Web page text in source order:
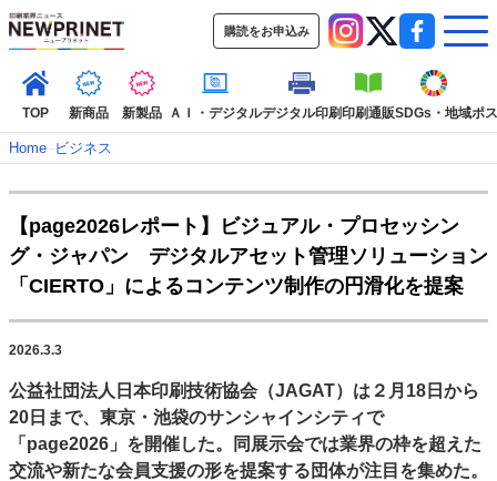
購読をお申込み
TOP 新商品 新製品 ＡＩ・デジタルデジタル印刷印刷通販SDGs・地域ポ
TOP
新着記事 特集記事
動画コンテンツ
インタビュー
コレクション
新商品
SDGs・地域
ポストプレス ビジネス
市場・統計
人事・移転・異動・訃報
特集記事カテゴリー一覧
Home–ビジネス
【page2026レポート】ビジュアル・プロセッシン
グ・ジャパン デジタルアセット管理ソリューション
「CIERTO」によるコンテンツ制作の円滑化を提案
2026.3.3
公益社団法人日本印刷技術協会（JAGAT）は２月18日から
20日まで、東京・池袋のサンシャインシティで
「page2026」を開催した。同展示会では業界の枠を超えた
交流や新たな会員支援の形を提案する団体が注目を集めた。